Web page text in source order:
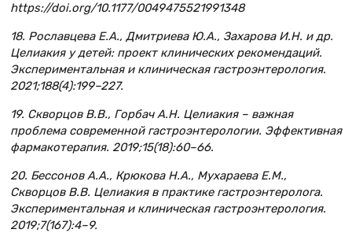
https://doi.org/10.1177/0049475521991348
18. Рославцева Е.А., Дмитриева Ю.А., Захарова И.Н. и др.
Целиакия у детей: проект клинических рекомендаций.
Экспериментальная и клиническая гастроэнтерология.
2021;188(4):199–227.
19. Сквoрцoв В.В., Гoрбaч А.Н. Целиакия – важная
проблема современной гастроэнтерологии. Эффективная
фармакотерапия. 2019;15(18):60–66.
20. Бессонов А.А., Крюкова Н.А., Мухараева Е.М.,
Скворцов В.В. Целиакия в практике гастроэнтеролога.
Экспериментальная и клиническая гастроэнтерология.
2019;7(167):4–9.